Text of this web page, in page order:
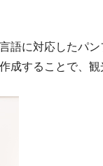
語に対応したパ
成することで、